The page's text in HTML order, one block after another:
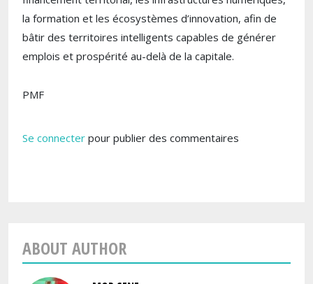
la formation et les écosystèmes d’innovation, afin de
bâtir des territoires intelligents capables de générer
emplois et prospérité au-delà de la capitale.
PMF
Se connecter pour publier des commentaires
ABOUT AUTHOR